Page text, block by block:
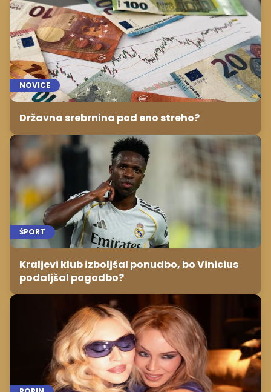
NOVICE
Državna srebrnina pod eno streho?
ŠPORT
Kraljevi klub izboljšal ponudbo, bo Vinicius
podaljšal pogodbo?